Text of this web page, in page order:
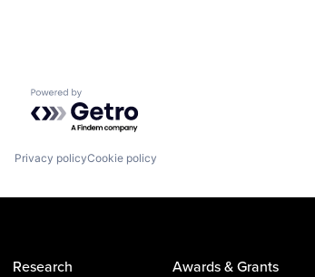
Powered by Getro.com
Privacy policyCookie policy
Research Awards & Grants